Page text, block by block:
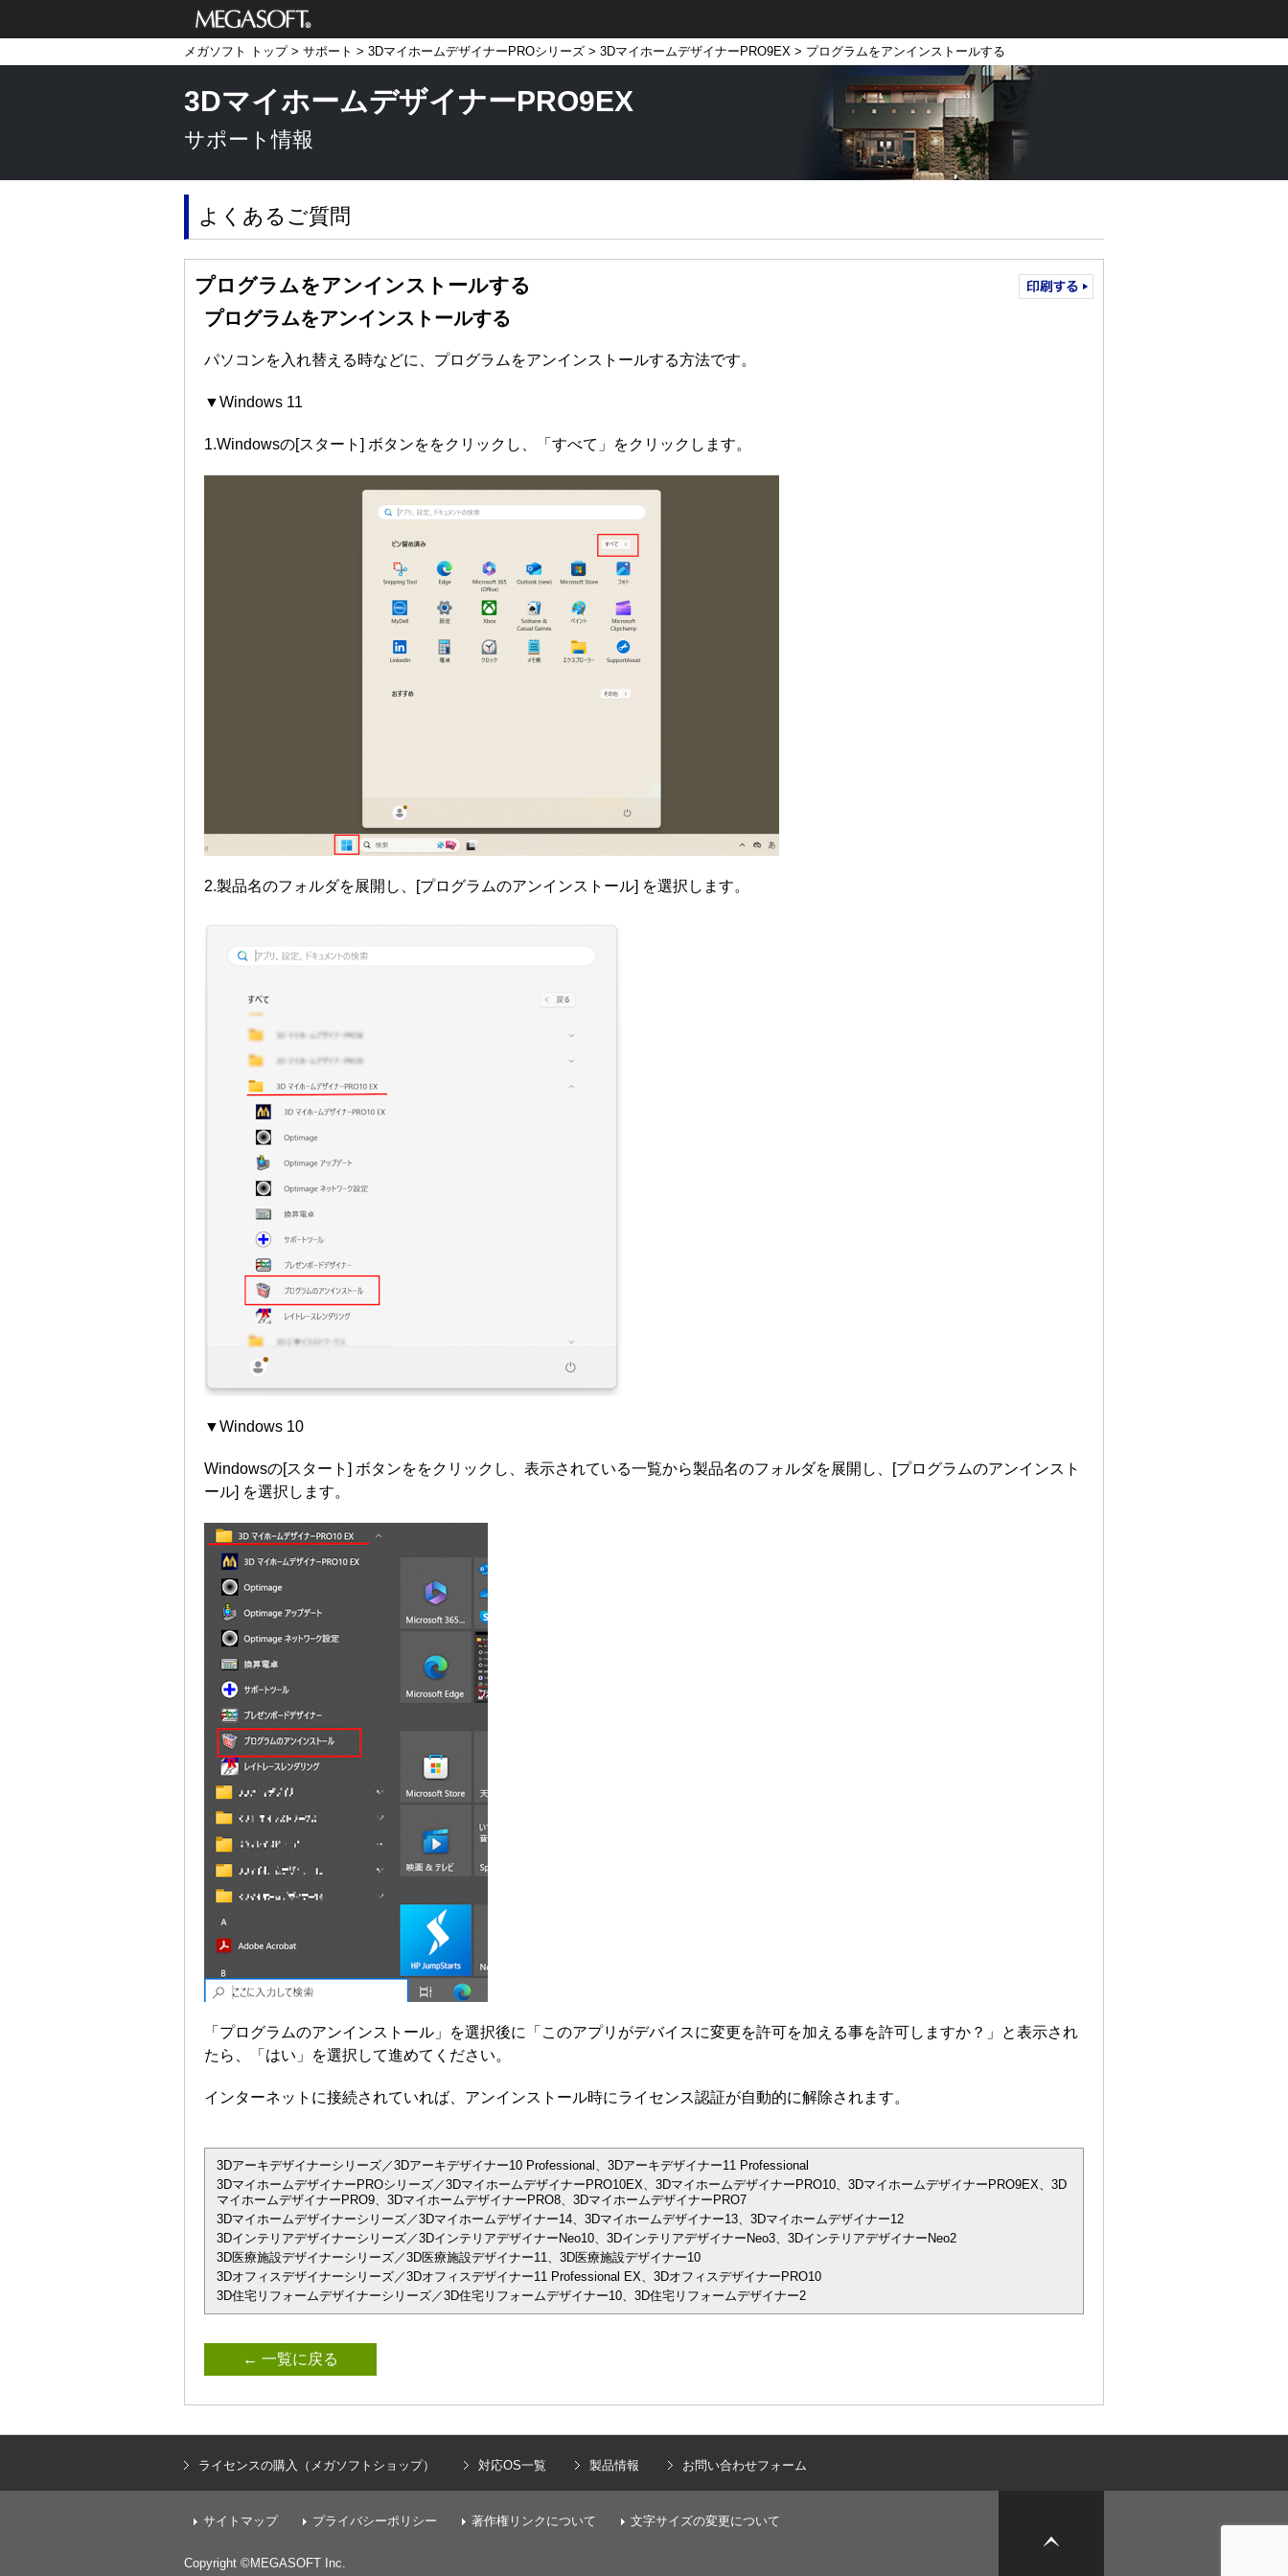
メガソフト株式
会社
メガソフト トップ> サポート > 3DマイホームデザイナーPROシリーズ > 3DマイホームデザイナーPRO9EX > プログラムをアンインストールする
3DマイホームデザイナーPRO9EX
サポート情報
よくあるご質問
プログラムをアンインストールする
プログラムをアンインストールする
パソコンを入れ替える時などに、プログラムをアンインストールする方法です。
▼Windows 11
1.Windowsの[スタート] ボタンををクリックし、「すべて」をクリックします。
2.製品名のフォルダを展開し、[プログラムのアンインストール] を選択します。
▼Windows 10
Windowsの[スタート] ボタンををクリックし、表示されている一覧から製品名のフォルダを展開し、[プログラムのアンインスト
ール] を選択します。
「プログラムのアンインストール」を選択後に「このアプリがデバイスに変更を許可を加える事を許可しますか？」と表示され
たら、「はい」を選択して進めてください。
インターネットに接続されていれば、アンインストール時にライセンス認証が自動的に解除されます。
3Dアーキデザイナーシリーズ／3Dアーキデザイナー10 Professional、3Dアーキデザイナー11 Professional
3DマイホームデザイナーPROシリーズ／3DマイホームデザイナーPRO10EX、3DマイホームデザイナーPRO10、3DマイホームデザイナーPRO9EX、3D
マイホームデザイナーPRO9、3DマイホームデザイナーPRO8、3DマイホームデザイナーPRO7
3Dマイホームデザイナーシリーズ／3Dマイホームデザイナー14、3Dマイホームデザイナー13、3Dマイホームデザイナー12
3Dインテリアデザイナーシリーズ／3DインテリアデザイナーNeo10、3DインテリアデザイナーNeo3、3DインテリアデザイナーNeo2
3D医療施設デザイナーシリーズ／3D医療施設デザイナー11、3D医療施設デザイナー10
3Dオフィスデザイナーシリーズ／3Dオフィスデザイナー11 Professional EX、3DオフィスデザイナーPRO10
3D住宅リフォームデザイナーシリーズ／3D住宅リフォームデザイナー10、3D住宅リフォームデザイナー2
← 一覧に戻る
ライセンスの購入（メガソフトショップ） 対応OS一覧 製品情報 お問い合わせフォーム
サイトマップ プライバシーポリシー 著作権リンクについて 文字サイズの変更について
Copyright ©MEGASOFT Inc.